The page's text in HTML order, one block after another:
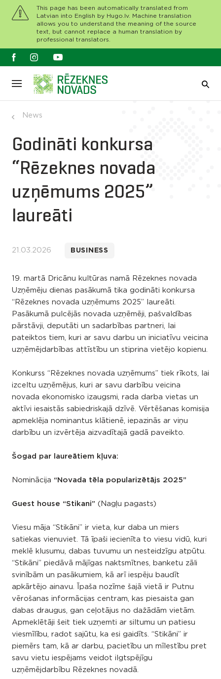
This page has been automatically translated from
Latvian into English by Hugo.lv. Machine translation
allows you to understand the meaning of the source
text, but cannot replace a human translation by
professional translators.
News
Godināti konkursa
“Rēzeknes novada
uzņēmums 2025”
laureāti
21.03.2026 BUSINESS
19. martā Dricānu kultūras namā Rēzeknes novada
Uzņēmēju dienas pasākumā tika godināti konkursa
“Rēzeknes novada uzņēmums 2025” laureāti.
Pasākumā pulcējās novada uzņēmēji, pašvaldības
pārstāvji, deputāti un sadarbības partneri, lai
pateiktos tiem, kuri ar savu darbu un iniciatīvu veicina
uzņēmējdarbības attīstību un stiprina vietējo kopienu.
Konkurss “Rēzeknes novada uzņēmums” tiek rīkots, lai
izceltu uzņēmējus, kuri ar savu darbību veicina
novada ekonomisko izaugsmi, rada darba vietas un
aktīvi iesaistās sabiedriskajā dzīvē. Vērtēšanas komisija
apmeklēja nominantus klātienē, iepazinās ar viņu
darbību un izvērtēja aizvadītajā gadā paveikto.
Šogad par laureātiem kļuva:
Nominācija “Novada tēla popularizētājs 2025”
Guest house “Stikani” (Nagļu pagasts)
Viesu māja “Stikāni” ir vieta, kur daba un miers
satiekas vienuviet. Tā īpaši iecienīta to viesu vidū, kuri
meklē klusumu, dabas tuvumu un nesteidzīgu atpūtu.
“Stikāni” piedāvā mājīgas naktsmītnes, banketu zāli
svinībām un pasākumiem, kā arī iespēju baudīt
apkārtējo ainavu. Īpaša nozīme šajā vietā ir Putnu
vērošanas informācijas centram, kas piesaista gan
dabas draugus, gan ceļotājus no dažādām vietām.
Apmeklētāji šeit tiek uzņemti ar siltumu un patiesu
viesmīlību, radot sajūtu, ka esi gaidīts. “Stikāni” ir
piemērs tam, kā ar darbu, pacietību un mīlestību pret
savu vietu iespējams veidot ilgtspējīgu
uzņēmējdarbību Rēzeknes novadā.